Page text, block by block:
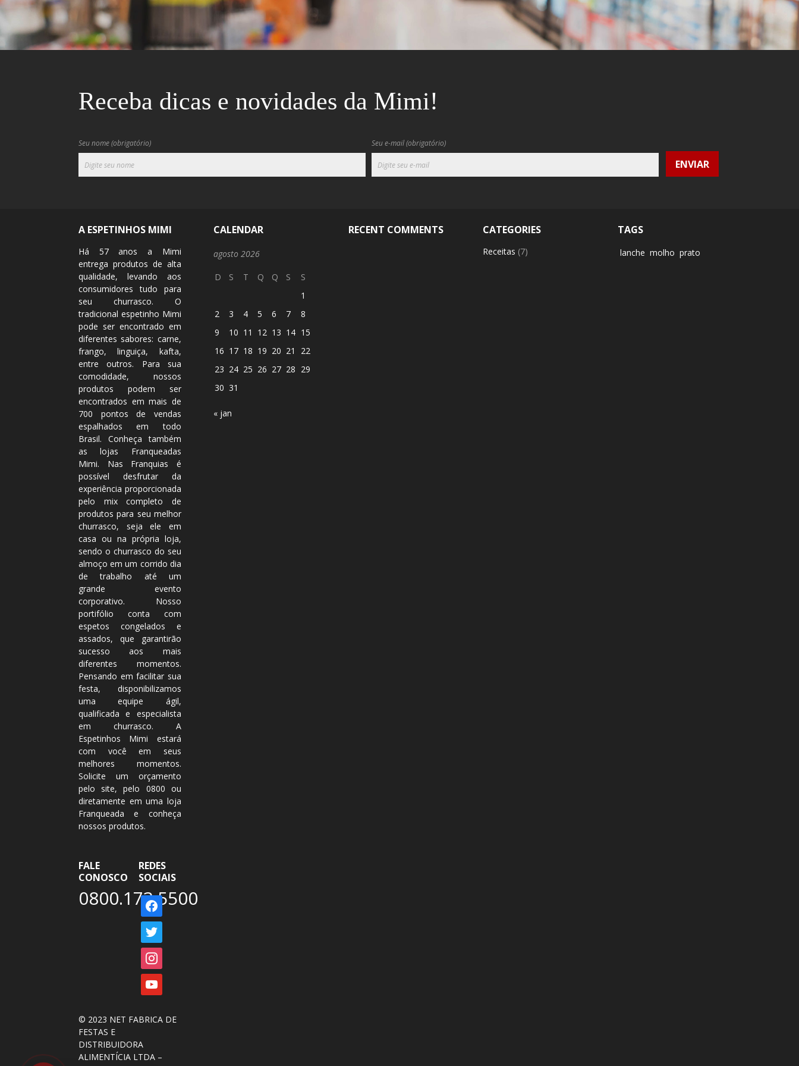
Receba dicas e novidades da Mimi!
Seu nome (obrigatório) Seu e-mail (obrigatório)
A ESPETINHOS MIMI
Há 57 anos a Mimi
entrega produtos de alta
qualidade, levando aos
consumidores tudo para
seu churrasco. O
tradicional espetinho Mimi
pode ser encontrado em
diferentes sabores: carne,
frango, linguiça, kafta,
entre outros. Para sua
comodidade, nossos
produtos podem ser
encontrados em mais de
700 pontos de vendas
espalhados em todo
Brasil. Conheça também
as lojas Franqueadas
Mimi. Nas Franquias é
possível desfrutar da
experiência proporcionada
pelo mix completo de
produtos para seu melhor
churrasco, seja ele em
casa ou na própria loja,
sendo o churrasco do seu
almoço em um corrido dia
de trabalho até um
grande evento
corporativo. Nosso
portifólio conta com
espetos congelados e
assados, que garantirão
sucesso aos mais
diferentes momentos.
Pensando em facilitar sua
festa, disponibilizamos
uma equipe ágil,
qualificada e especialista
em churrasco. A
Espetinhos Mimi estará
com você em seus
melhores momentos.
Solicite um orçamento
pelo site, pelo 0800 ou
diretamente em uma loja
Franqueada e conheça
nossos produtos.
FALE
CONOSCO
0800.173.5500
REDES
SOCIAIS
facebook
twitter
instagram
youtube
© 2023 NET FABRICA DE
FESTAS E
DISTRIBUIDORA
ALIMENTÍCIA LTDA –
CALENDAR
agosto 2026
D S T Q Q S
S
1
2
3 4 5 6 7
8
9
10 11 12 13 14 15
16 17 18 19 20 21
22
23 24 25 26 27 28 29
30 31
« jan
RECENT COMMENTS CATEGORIES
Receitas (7)
TAGS
lanche molho prato